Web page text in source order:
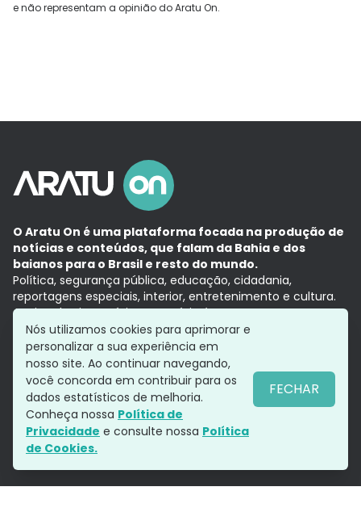
e não representam a opinião do Aratu On.
O Aratu On é uma plataforma focada na produção de
notícias e conteúdos, que falam da Bahia e dos
baianos para o Brasil e resto do mundo.
Política, segurança pública, educação, cidadania,
reportagens especiais, interior, entretenimento e cultura.
Aqui, tudo vira notícia e a notícia é no tempo presente,
com a credibilidade do Grupo Aratu.
Grupo Aratu
Política de privacidade
Siga-nos
Nós utilizamos cookies para aprimorar e
personalizar a sua experiência em
nosso site. Ao continuar navegando,
você concorda em contribuir para os
dados estatísticos de melhoria.
Conheça nossa Política de
Privacidade e consulte nossa Política
de Cookies.
FECHAR